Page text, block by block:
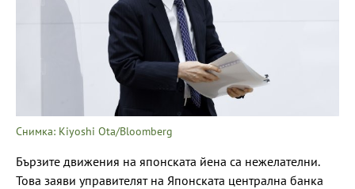
Снимка: Kiyoshi Ota/Bloomberg
Бързите движения на японската йена са нежелателни.
Това заяви управителят на Японската централна банка